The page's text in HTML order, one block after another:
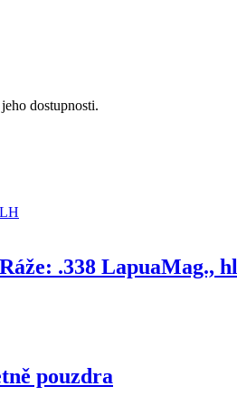
dostupnosti.
.338 LapuaMag.,
pouzdra